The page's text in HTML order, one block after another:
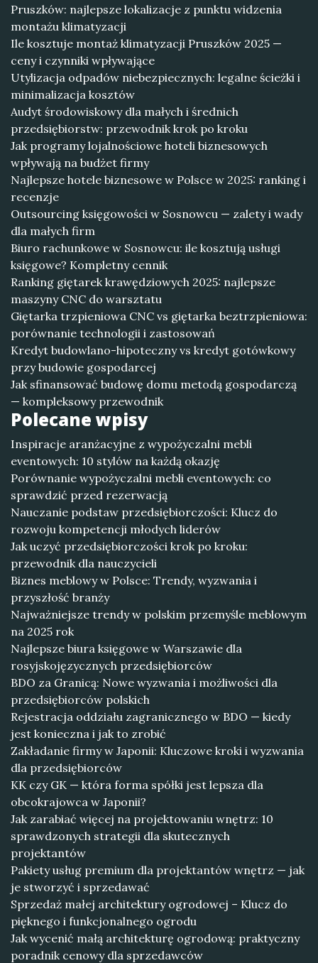
Pruszków: najlepsze lokalizacje z punktu widzenia
montażu klimatyzacji
Ile kosztuje montaż klimatyzacji Pruszków 2025 —
ceny i czynniki wpływające
Utylizacja odpadów niebezpiecznych: legalne ścieżki i
minimalizacja kosztów
Audyt środowiskowy dla małych i średnich
przedsiębiorstw: przewodnik krok po kroku
Jak programy lojalnościowe hoteli biznesowych
wpływają na budżet firmy
Najlepsze hotele biznesowe w Polsce w 2025: ranking i
recenzje
Outsourcing księgowości w Sosnowcu — zalety i wady
dla małych firm
Biuro rachunkowe w Sosnowcu: ile kosztują usługi
księgowe? Kompletny cennik
Ranking giętarek krawędziowych 2025: najlepsze
maszyny CNC do warsztatu
Giętarka trzpieniowa CNC vs giętarka beztrzpieniowa:
porównanie technologii i zastosowań
Kredyt budowlano-hipoteczny vs kredyt gotówkowy
przy budowie gospodarcej
Jak sfinansować budowę domu metodą gospodarczą
— kompleksowy przewodnik
Polecane wpisy
Inspiracje aranżacyjne z wypożyczalni mebli
eventowych: 10 stylów na każdą okazję
Porównanie wypożyczalni mebli eventowych: co
sprawdzić przed rezerwacją
Nauczanie podstaw przedsiębiorczości: Klucz do
rozwoju kompetencji młodych liderów
Jak uczyć przedsiębiorczości krok po kroku:
przewodnik dla nauczycieli
Biznes meblowy w Polsce: Trendy, wyzwania i
przyszłość branży
Najważniejsze trendy w polskim przemyśle meblowym
na 2025 rok
Najlepsze biura księgowe w Warszawie dla
rosyjskojęzycznych przedsiębiorców
BDO za Granicą: Nowe wyzwania i możliwości dla
przedsiębiorców polskich
Rejestracja oddziału zagranicznego w BDO — kiedy
jest konieczna i jak to zrobić
Zakładanie firmy w Japonii: Kluczowe kroki i wyzwania
dla przedsiębiorców
KK czy GK — która forma spółki jest lepsza dla
obcokrajowca w Japonii?
Jak zarabiać więcej na projektowaniu wnętrz: 10
sprawdzonych strategii dla skutecznych
projektantów
Pakiety usług premium dla projektantów wnętrz — jak
je stworzyć i sprzedawać
Sprzedaż małej architektury ogrodowej – Klucz do
pięknego i funkcjonalnego ogrodu
Jak wycenić małą architekturę ogrodową: praktyczny
poradnik cenowy dla sprzedawców